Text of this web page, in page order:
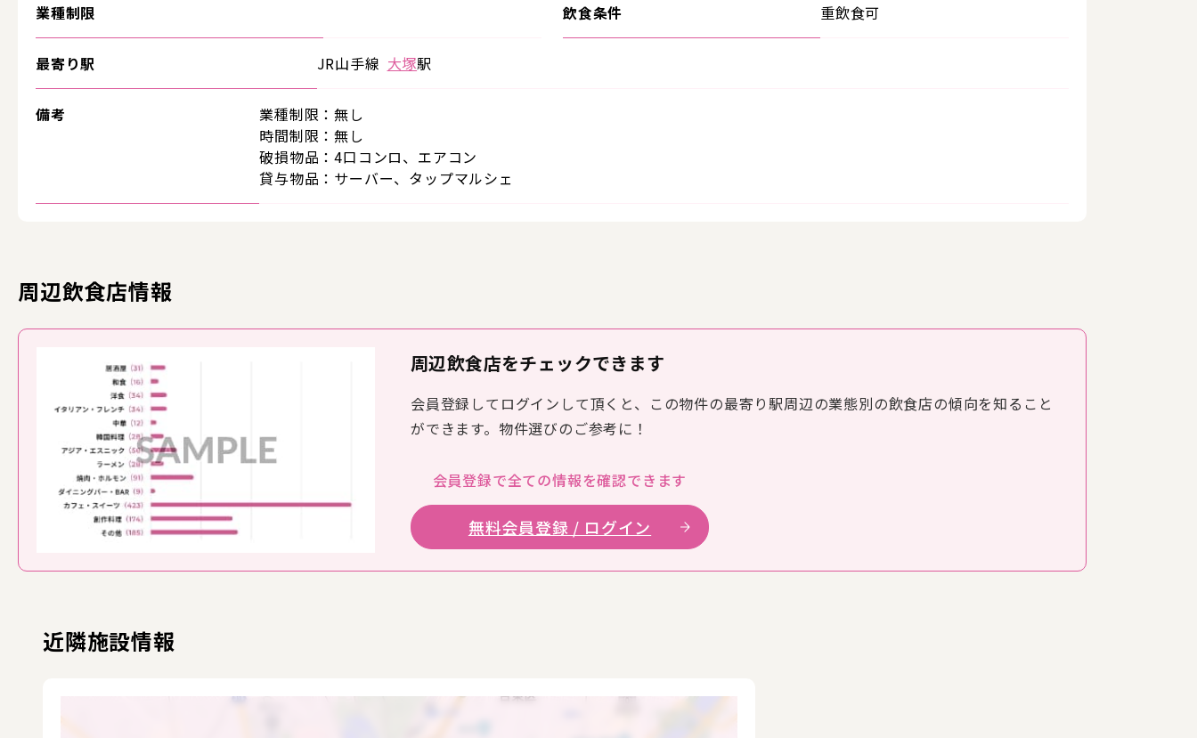
業種制限 飲食条件 重飲食可
最寄り駅 JR山手線 大塚駅
備考
業種制限：無し
時間制限：無し
破損物品：4口コンロ、エアコン
貸与物品：サーバー、タップマルシェ
周辺飲食店情報
周辺飲食店をチェックできます
会員登録してログインして頂くと、この物件の最寄り駅周辺の業態別の飲食店の傾向を知ること
ができます。物件選びのご参考に！
会員登録で全ての情報を確認できます
無料会員登録 / ログイン
近隣施設情報